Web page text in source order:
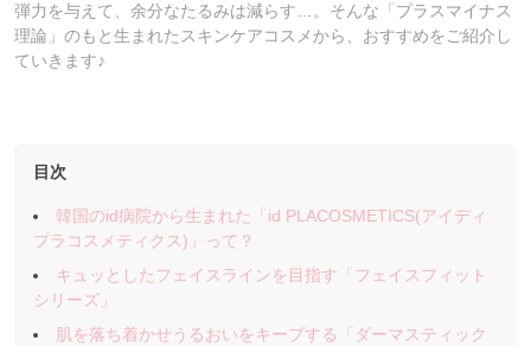
弾力を与えて、余分なたるみは減らす…。そんな「プラスマイナス
理論」のもと生まれたスキンケアコスメから、おすすめをご紹介し
ていきます♪
目次
韓国のid病院から生まれた「id PLACOSMETICS(アイディ
プラコスメティクス)」って？
キュッとしたフェイスラインを目指す「フェイスフィット
シリーズ」
肌を落ち着かせうるおいをキープする「ダーマスティック